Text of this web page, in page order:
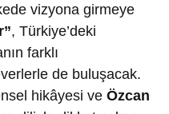
vizyona girmeye
, Türkiye’deki
farklı
de buluşacak.
hikâyesi ve Özcan